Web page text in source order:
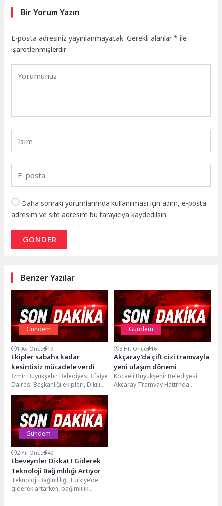
Bir Yorum Yazın
E-posta adresiniz yayınlanmayacak. Gerekli alanlar* ile
işaretlenmişlerdir
Daha sonraki yorumlarımda kullanılması için adım, e-posta
adresim ve site adresim bu tarayıcıya kaydedilsin.
GÖNDER
Benzer Yazılar
Gündem
1 Ay Önce 19
Ekipler sabaha kadar
kesintisiz mücadele verdi
İzmir Büyükşehir Belediyesi İtfaiye
Dairesi Başkanlığı ekipleri, Dikili
ilçesine bağlı Çandarlı
Mahallesi’ndeki zeytinlik alanda
başlayıp...
Gündem
3 Hf. Önce 16
Akçaray’da çift dizi tramvayla
yeni ulaşım dönemi
Kocaeli Büyükşehir Belediyesi,
Akçaray Tramvay Hattı’nda
Gündem
2 Yıl Önce 40
Ebeveynler Dikkat ! Giderek
Teknoloji Bağımlılığı Artıyor
Teknoloji Bağımlılığı Türkiye’de
giderek artarken, bağımlılık